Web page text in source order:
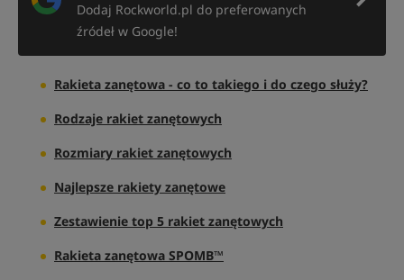
Dodaj Rockworld.pl do preferowanych
źródeł w Google!
Rakieta zanętowa - co to takiego i do czego służy?
Rodzaje rakiet zanętowych
Rozmiary rakiet zanętowych
Najlepsze rakiety zanętowe
Zestawienie top 5 rakiet zanętowych
Rakieta zanętowa SPOMB™